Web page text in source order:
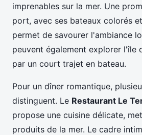
imprenables sur la mer. Une
port, avec ses bateaux colorés
permet de savourer l'ambiance
peuvent également explorer l'île
par un court trajet en bateau.
Pour un dîner romantique,
distinguent. Le Restaurant Le
propose une cuisine délicate,
produits de la mer. Le cadre